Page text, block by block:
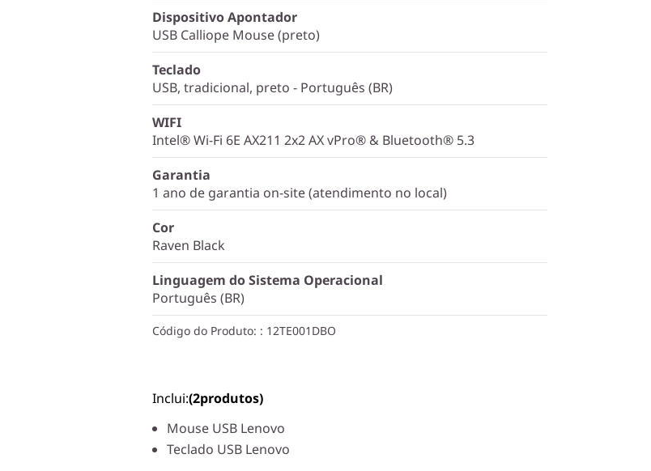
Dispositivo Apontador
USB Calliope Mouse (preto)
Teclado
USB, tradicional, preto - Português (BR)
WIFI
Intel® Wi-Fi 6E AX211 2x2 AX vPro® & Bluetooth® 5.3
Garantia
1 ano de garantia on-site (atendimento no local)
Cor
Raven Black
Linguagem do Sistema Operacional
Português (BR)
Código do Produto: : 12TE001DBO
Inclui:(2produtos)
Mouse USB Lenovo
Teclado USB Lenovo